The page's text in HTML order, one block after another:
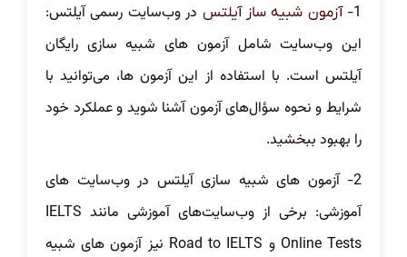
1- آزمون شبیه ساز آیلتس در وب‌سایت رسمی آیلتس:
این وب‌سایت شامل آزمون های شبیه سازی رایگان
آیلتس است. با استفاده از این آزمون ها، می‌توانید با
شرایط و نحوه سؤال‌های آزمون آشنا شوید و عملکرد خود
را بهبود ببخشید.
2- آزمون های شبیه سازی آیلتس در وب‌سایت های
آموزشی: برخی از وب‌سایت‌های آموزشی مانند IELTS
Online Tests و Road to IELTS نیز آزمون های شبیه